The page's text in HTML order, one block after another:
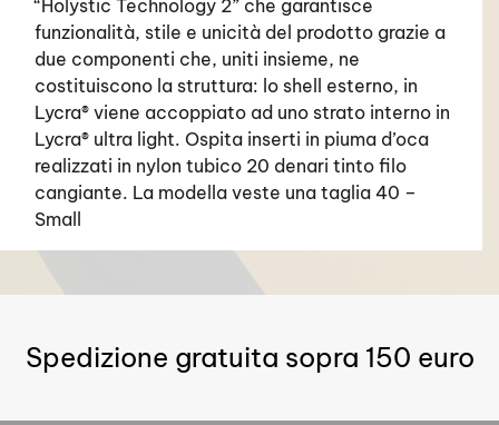
“Holystic Technology 2” che garantisce
funzionalità, stile e unicità del prodotto grazie a
due componenti che, uniti insieme, ne
costituiscono la struttura: lo shell esterno, in
Lycra® viene accoppiato ad uno strato interno in
Lycra® ultra light. Ospita inserti in piuma d’oca
realizzati in nylon tubico 20 denari tinto filo
cangiante. La modella veste una taglia 40 –
Small
Spedizione gratuita sopra 150 euro